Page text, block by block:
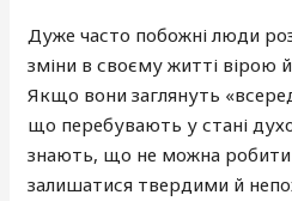
Дуже часто побожні люди
зміни в своєму житті вірою
Якщо вони заглянуть
що перебувають у стані
знають, що не можна робити
залишатися твердими й